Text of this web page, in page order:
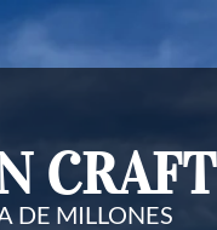
DE MILLONES
CRAFT